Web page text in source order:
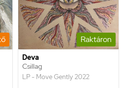
Raktáron
Deva
Csillag
LP - Move Gently 2022